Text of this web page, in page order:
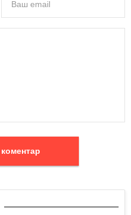
Залишити коментар